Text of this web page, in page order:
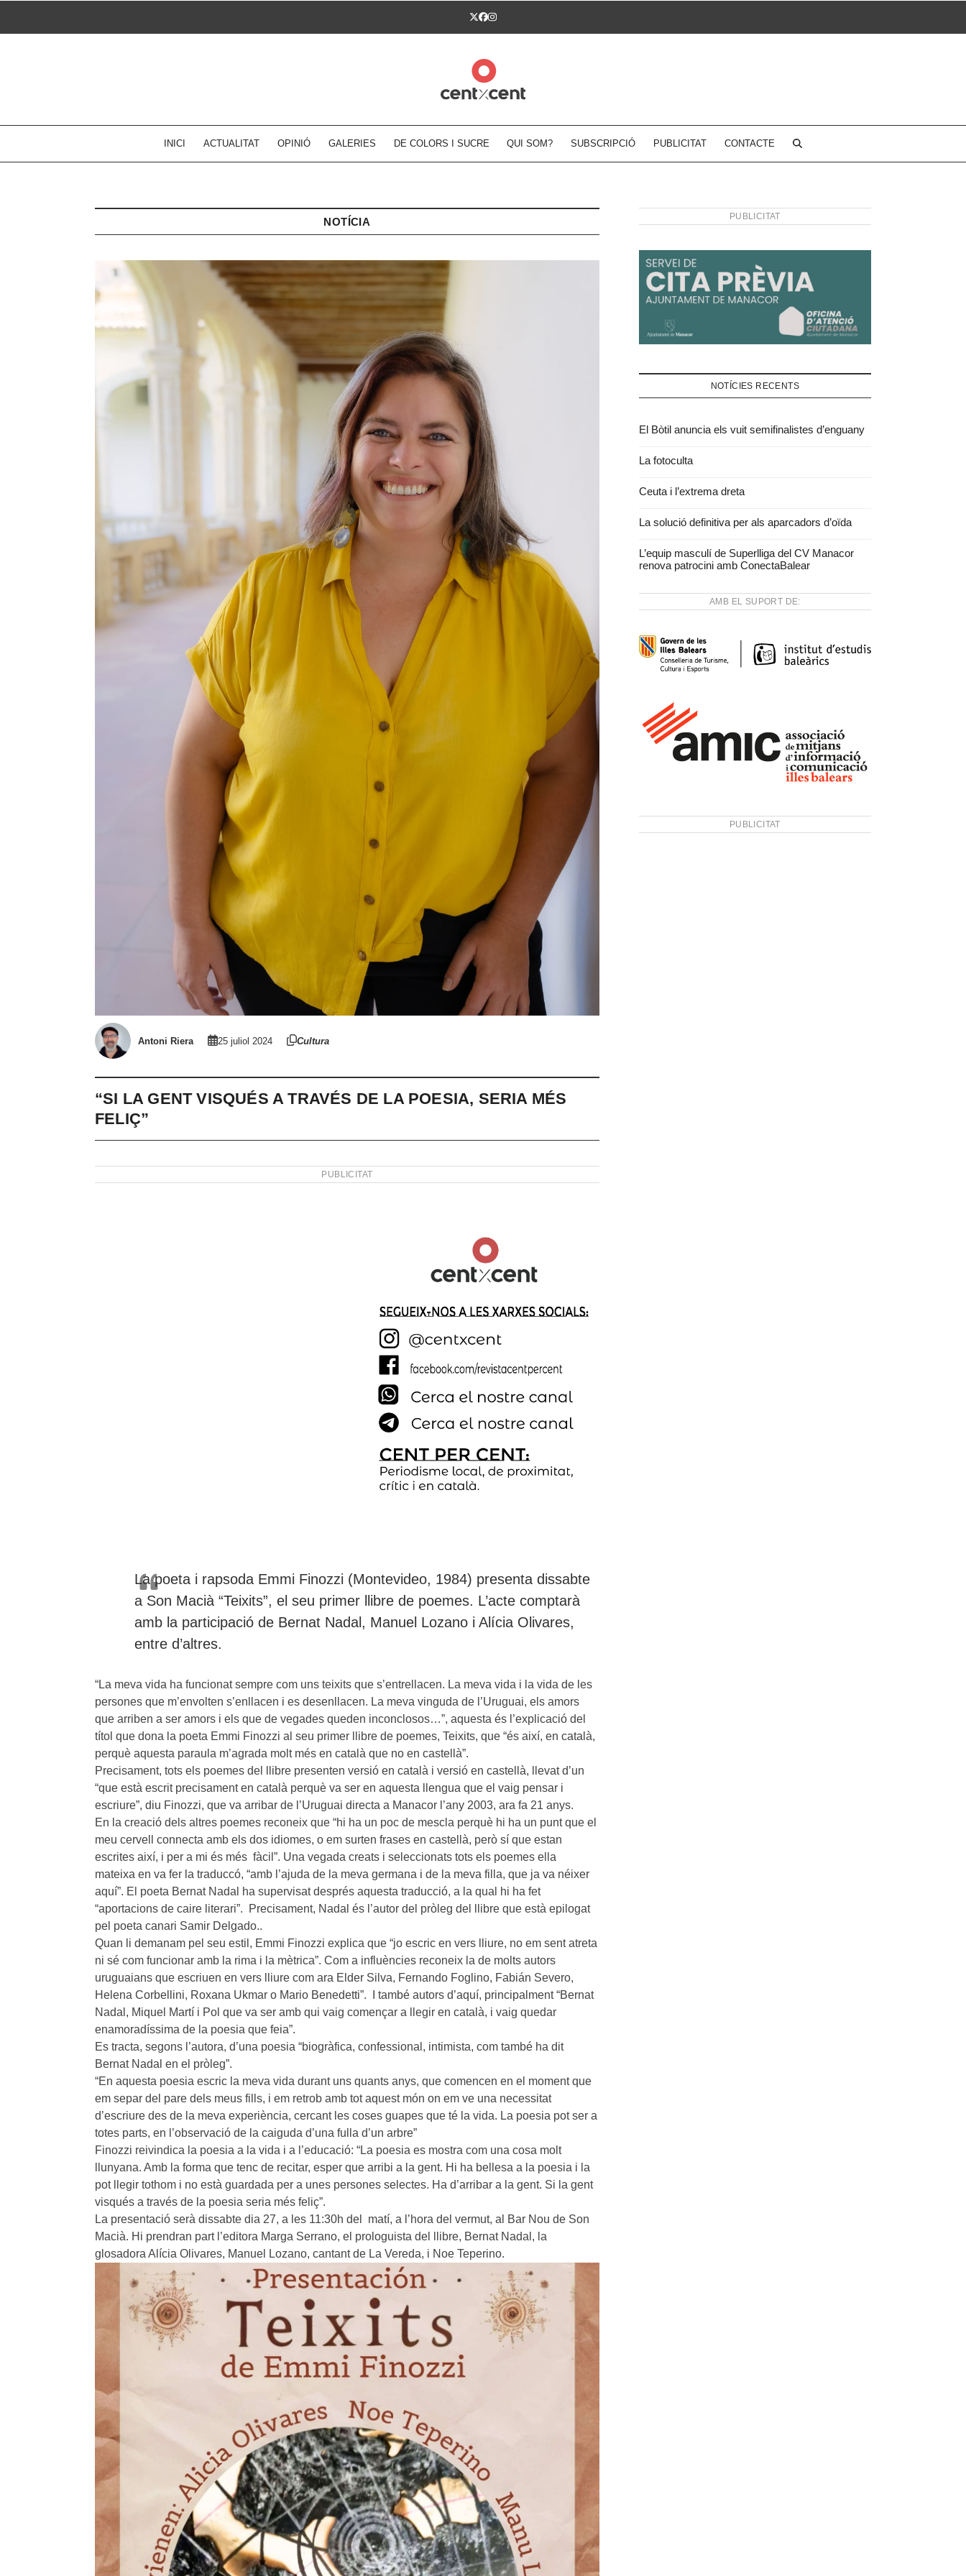
Twitter
Facebook
Instagram
INICI ACTUALITAT OPINIÓ GALERIES DE COLORS I SUCRE QUI SOM? SUBSCRIPCIÓ PUBLICITAT CONTACTE
NOTÍCIA
Antoni Riera 25 juliol 2024 Cultura
“SI LA GENT VISQUÉS A TRAVÉS DE LA POESIA, SERIA MÉS
FELIÇ”
PUBLICITAT
La poeta i rapsoda Emmi Finozzi (Montevideo, 1984) presenta dissabte
a Son Macià “Teixits”, el seu primer llibre de poemes. L’acte comptarà
amb la participació de Bernat Nadal, Manuel Lozano i Alícia Olivares,
entre d’altres.
“La meva vida ha funcionat sempre com uns teixits que s’entrellacen. La meva vida i la vida de les
persones que m’envolten s’enllacen i es desenllacen. La meva vinguda de l’Uruguai, els amors
que arriben a ser amors i els que de vegades queden inconclosos…”, aquesta és l’explicació del
títol que dona la poeta Emmi Finozzi al seu primer llibre de poemes, Teixits, que “és així, en català,
perquè aquesta paraula m’agrada molt més en català que no en castellà”.
Precisament, tots els poemes del llibre presenten versió en català i versió en castellà, llevat d’un
“que està escrit precisament en català perquè va ser en aquesta llengua que el vaig pensar i
escriure”, diu Finozzi, que va arribar de l’Uruguai directa a Manacor l’any 2003, ara fa 21 anys.
En la creació dels altres poemes reconeix que “hi ha un poc de mescla perquè hi ha un punt que el
meu cervell connecta amb els dos idiomes, o em surten frases en castellà, però sí que estan
escrites així, i per a mi és més fàcil”. Una vegada creats i seleccionats tots els poemes ella
mateixa en va fer la traduccó, “amb l’ajuda de la meva germana i de la meva filla, que ja va néixer
aquí”. El poeta Bernat Nadal ha supervisat després aquesta traducció, a la qual hi ha fet
“aportacions de caire literari”. Precisament, Nadal és l’autor del pròleg del llibre que està epilogat
pel poeta canari Samir Delgado..
Quan li demanam pel seu estil, Emmi Finozzi explica que “jo escric en vers lliure, no em sent atreta
ni sé com funcionar amb la rima i la mètrica”. Com a influències reconeix la de molts autors
uruguaians que escriuen en vers lliure com ara Elder Silva, Fernando Foglino, Fabián Severo,
Helena Corbellini, Roxana Ukmar o Mario Benedetti”. I també autors d’aquí, principalment “Bernat
Nadal, Miquel Martí i Pol que va ser amb qui vaig començar a llegir en català, i vaig quedar
enamoradíssima de la poesia que feia”.
Es tracta, segons l’autora, d’una poesia “biogràfica, confessional, intimista, com també ha dit
Bernat Nadal en el pròleg”.
“En aquesta poesia escric la meva vida durant uns quants anys, que comencen en el moment que
em separ del pare dels meus fills, i em retrob amb tot aquest món on em ve una necessitat
d’escriure des de la meva experiència, cercant les coses guapes que té la vida. La poesia pot ser a
totes parts, en l’observació de la caiguda d’una fulla d’un arbre”
Finozzi reivindica la poesia a la vida i a l’educació: “La poesia es mostra com una cosa molt
llunyana. Amb la forma que tenc de recitar, esper que arribi a la gent. Hi ha bellesa a la poesia i la
pot llegir tothom i no està guardada per a unes persones selectes. Ha d’arribar a la gent. Si la gent
visqués a través de la poesia seria més feliç”.
La presentació serà dissabte dia 27, a les 11:30h del matí, a l’hora del vermut, al Bar Nou de Son
Macià. Hi prendran part l’editora Marga Serrano, el prologuista del llibre, Bernat Nadal, la
glosadora Alícia Olivares, Manuel Lozano, cantant de La Vereda, i Noe Teperino.
PUBLICITAT
NOTÍCIES RECENTS
El Bòtil anuncia els vuit semifinalistes d’enguany
La fotoculta
Ceuta i l’extrema dreta
La solució definitiva per als aparcadors d’oïda
L’equip masculí de Superlliga del CV Manacor
renova patrocini amb ConectaBalear
AMB EL SUPORT DE:
PUBLICITAT